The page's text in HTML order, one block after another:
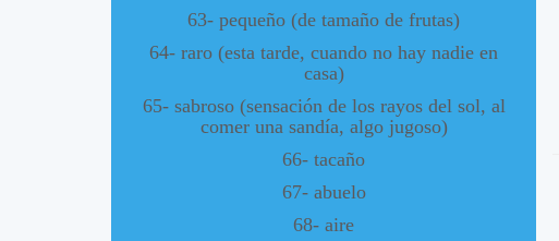
63- pequeño (de tamaño de frutas)
64- raro (esta tarde, cuando no hay nadie en
casa)
65- sabroso (sensación de los rayos del sol, al
comer una sandía, algo jugoso)
66- tacaño
67- abuelo
68- aire